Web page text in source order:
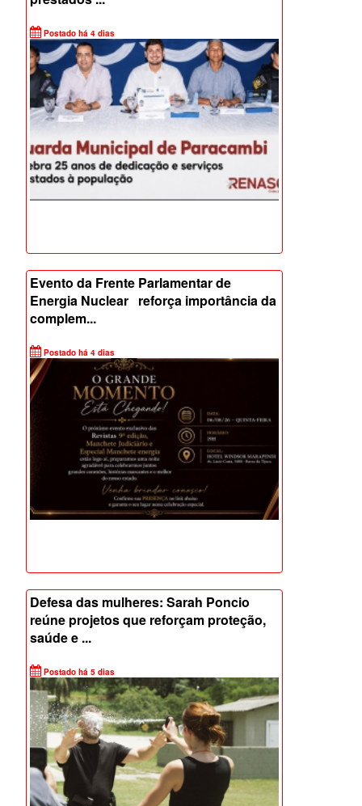
Postado há 4 dias
Evento da Frente Parlamentar de
Energia Nuclear reforça importância da
Postado há 4 dias
Defesa das mulheres: Sarah Poncio
reúne projetos que reforçam proteção,
Postado há 5 dias